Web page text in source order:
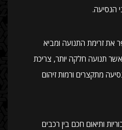
הנסיעה.
את זרימת התנועה ומביא
תנועה חלקה יותר, צריכת
מתקצרים ורמות זיהום
ותיאום חכם בין רכבים